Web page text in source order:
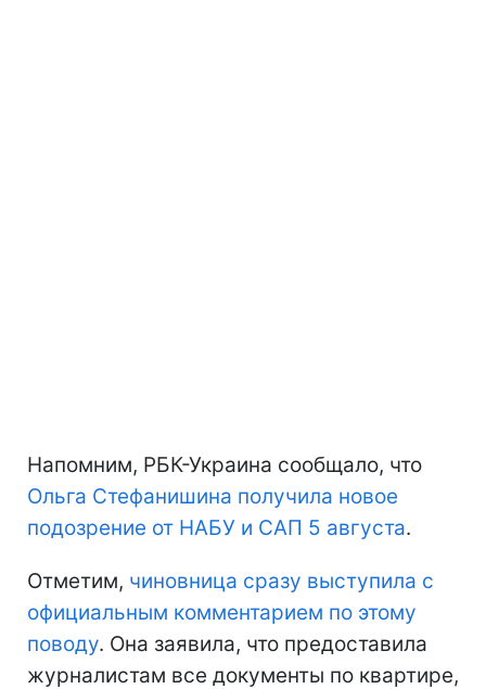
Напомним, РБК-Украина сообщало, что
Ольга Стефанишина получила новое
подозрение от НАБУ и САП 5 августа.
Отметим, чиновница сразу выступила с
официальным комментарием по этому
поводу. Она заявила, что предоставила
журналистам все документы по квартире,